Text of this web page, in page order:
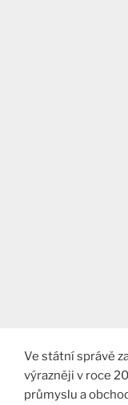
Ve státní správě
výrazněji v roce
průmyslu a